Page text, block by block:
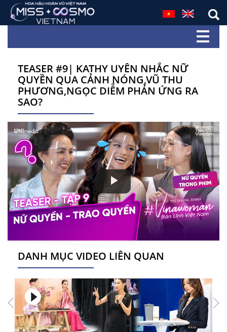
TEASER #9| KATHY UYÊN NHẮC NỮ
QUYỀN QUA CẢNH NÓNG,VŨ THU
PHƯƠNG,NGỌC DIỄM PHẢN ỨNG RA
SAO?
Play
Video
DANH MỤC VIDEO LIÊN QUAN